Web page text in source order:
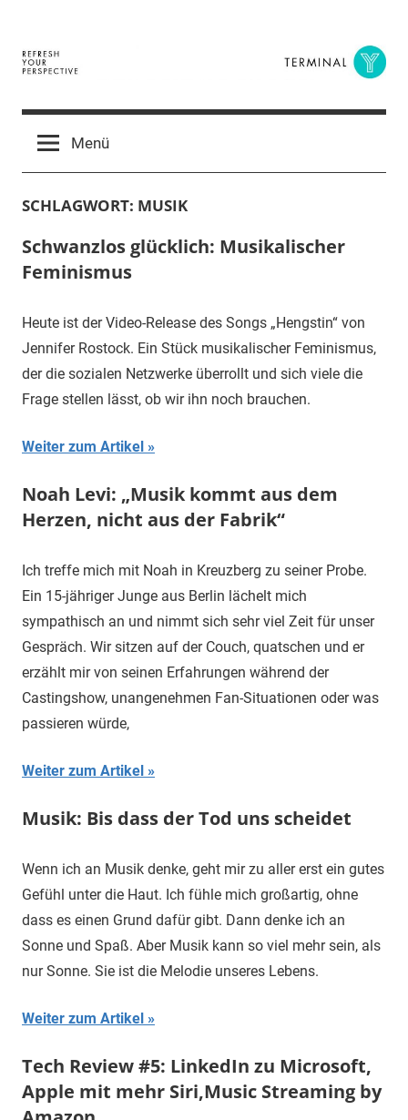
springen
Terminal
Y
Digital
BusinessMenü
SCHLAGWORT: MUSIK
Schwanzlos glücklich: Musikalischer
Feminismus
Heute ist der Video-Release des Songs „Hengstin“ von
Jennifer Rostock. Ein Stück musikalischer Feminismus,
der die sozialen Netzwerke überrollt und sich viele die
Frage stellen lässt, ob wir ihn noch brauchen.
Weiter zum Artikel
Noah Levi: „Musik kommt aus dem
Herzen, nicht aus der Fabrik“
Ich treffe mich mit Noah in Kreuzberg zu seiner Probe.
Ein 15-jähriger Junge aus Berlin lächelt mich
sympathisch an und nimmt sich sehr viel Zeit für unser
Gespräch. Wir sitzen auf der Couch, quatschen und er
erzählt mir von seinen Erfahrungen während der
Castingshow, unangenehmen Fan-Situationen oder was
passieren würde,
Weiter zum Artikel
Musik: Bis dass der Tod uns scheidet
Wenn ich an Musik denke, geht mir zu aller erst ein gutes
Gefühl unter die Haut. Ich fühle mich großartig, ohne
dass es einen Grund dafür gibt. Dann denke ich an
Sonne und Spaß. Aber Musik kann so viel mehr sein, als
nur Sonne. Sie ist die Melodie unseres Lebens.
Weiter zum Artikel
Tech Review #5: LinkedIn zu Microsoft,
Apple mit mehr Siri,Music Streaming by